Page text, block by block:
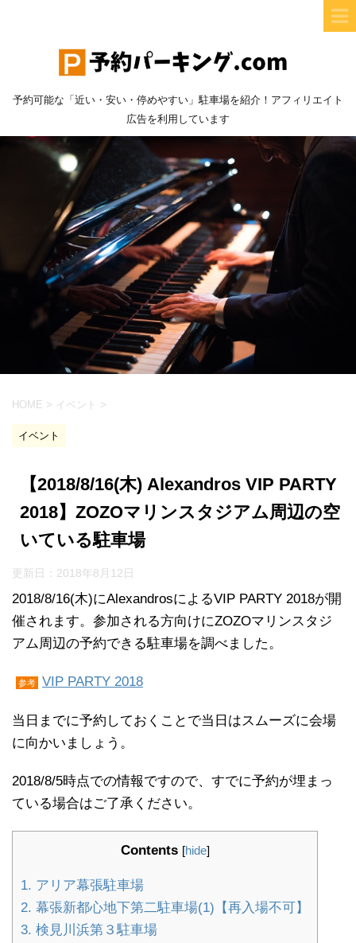
予約可能な「近い・安い・停めやすい」駐車場を紹介！アフィリエイト
広告を利用しています
HOME > イベント >
イベント
【2018/8/16(木) Alexandros VIP PARTY
2018】ZOZOマリンスタジアム周辺の空
いている駐車場
更新日： 2018年8月12日
2018/8/16(木)にAlexandrosによるVIP PARTY 2018が開
催されます。参加される方向けにZOZOマリンスタジ
アム周辺の予約できる駐車場を調べました。
参考 VIP PARTY 2018
当日までに予約しておくことで当日はスムーズに会場
に向かいましょう。
2018/8/5時点での情報ですので、すでに予約が埋まっ
ている場合はご了承ください。
Contents [hide]
1. アリア幕張駐車場
2. 幕張新都心地下第二駐車場(1)【再入場不可】
3. 検見川浜第３駐車場